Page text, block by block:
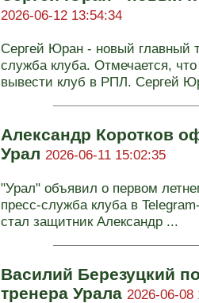
2026-06-12 13:54:34
Сергей Юран - новый главный
служба клуба. Отмечается,
вывести клуб в РПЛ. Сергей
Александр Коротков
Урал 2026-06-11 15:02:35
"Урал" объявил о первом
пресс-служба клуба в
стал защитник Александр ...
Василий Березуцкий
тренера Урала 2026-06-08